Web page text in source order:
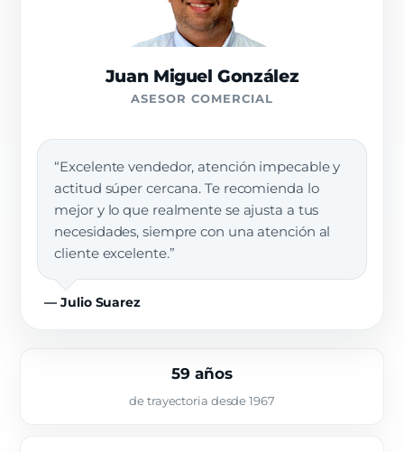
Juan Miguel González
ASESOR COMERCIAL
“Excelente vendedor, atención impecable y
actitud súper cercana. Te recomienda lo
mejor y lo que realmente se ajusta a tus
necesidades, siempre con una atención al
cliente excelente.”
— Julio Suarez
59 años
de trayectoria desde 1967